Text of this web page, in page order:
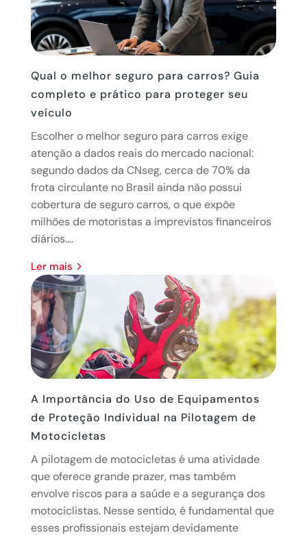
Qual o melhor seguro para carros? Guia
completo e prático para proteger seu
veículo
Escolher o melhor seguro para carros exige
atenção a dados reais do mercado nacional:
segundo dados da CNseg, cerca de 70% da
frota circulante no Brasil ainda não possui
cobertura de seguro carros, o que expõe
milhões de motoristas a imprevistos financeiros
diários....
ler mais
A Importância do Uso de Equipamentos
de Proteção Individual na Pilotagem de
Motocicletas
A pilotagem de motocicletas é uma atividade
que oferece grande prazer, mas também
envolve riscos para a saúde e a segurança dos
motociclistas. Nesse sentido, é fundamental que
esses profissionais estejam devidamente